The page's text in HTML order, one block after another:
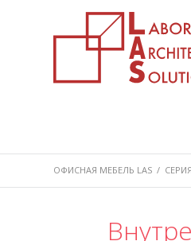
ОФИСНАЯ МЕБЕЛЬ LAS /